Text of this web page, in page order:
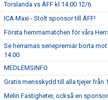
Torslanda vs ÄFF kl 14:00 12/6
ICA Maxi - Stolt sponsor till ÄFF!
Första hemmamatchen för våra
Se herrarnas seriepremiär borta
14.00
MEDLEMSINFO
Gratis mensskydd till alla tjejer från
Melin Fastigheter, också en